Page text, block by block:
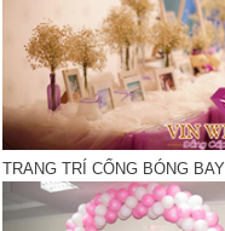
TRANG TRÍ CỔNG BÓNG BAY